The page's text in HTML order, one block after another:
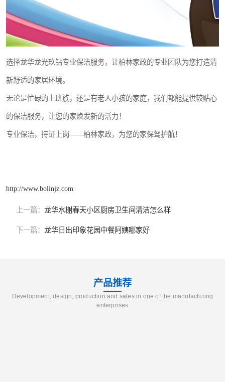
选择龙华龙光玖钻专业保洁服务，让柏林家政的专业团队为您打造清
新舒适的家居环境。
无论是忙碌的上班族，还是有老人小孩的家庭，我们都能提供较贴心
的保洁服务，让您的家焕发新的活力！
专业保洁，持证上岗——柏林家政，为您的家保驾护航！
http://www.bolinjz.com
上一篇： 龙华水榭春天小区厨房卫生间清洁怎么样
下一篇： 龙华日出印象花园中餐阿姨哪家好
产品推荐
Development, design, production and sales in one of the manufacturing
enterprises